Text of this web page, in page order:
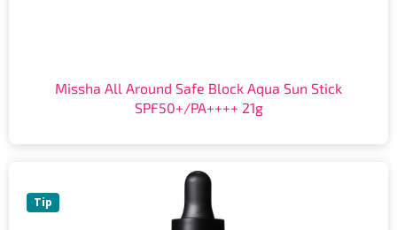
Missha All Around Safe Block Aqua Sun Stick
SPF50+/PA++++ 21g
Tip